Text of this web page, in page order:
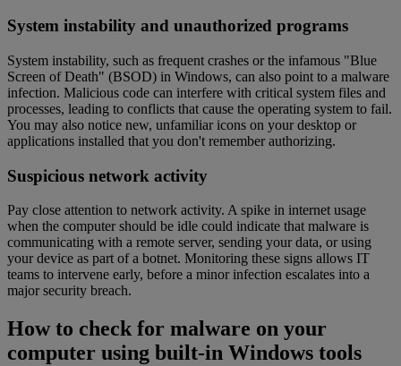
System instability and unauthorized programs
System instability, such as frequent crashes or the infamous "Blue
Screen of Death" (BSOD) in Windows, can also point to a malware
infection. Malicious code can interfere with critical system files and
processes, leading to conflicts that cause the operating system to fail.
You may also notice new, unfamiliar icons on your desktop or
applications installed that you don't remember authorizing.
Suspicious network activity
Pay close attention to network activity. A spike in internet usage
when the computer should be idle could indicate that malware is
communicating with a remote server, sending your data, or using
your device as part of a botnet. Monitoring these signs allows IT
teams to intervene early, before a minor infection escalates into a
major security breach.
How to check for malware on your
computer using built-in Windows tools